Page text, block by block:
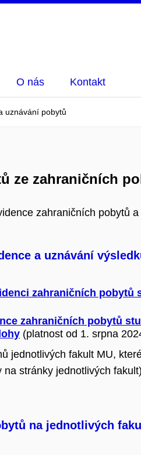
O nás Kontakt
uznávání pobytů
ze zahraničních
zahraničních pobytů
a uznávání
zahraničních pobytů
zahraničních pobytů
(platnost od 1. srpna
jednotlivých fakult MU,
na stránky jednotlivých
na jednotlivých